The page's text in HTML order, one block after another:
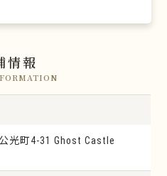
情報
光町4-31 Ghost Castle